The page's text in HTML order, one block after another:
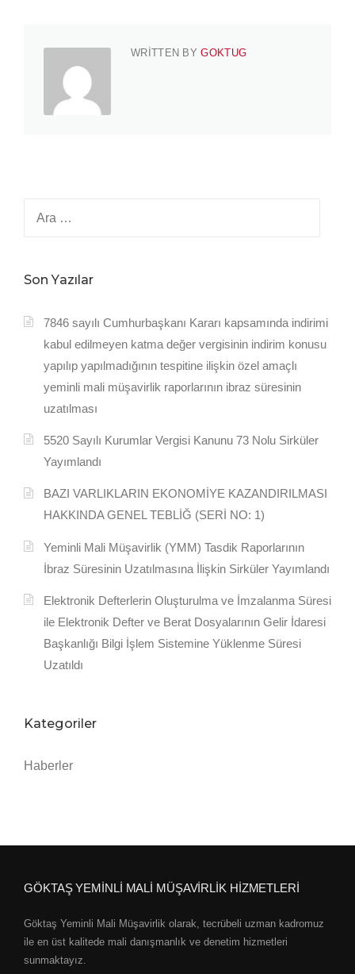
WRITTEN BYGOKTUG
Son Yazılar
7846 sayılı Cumhurbaşkanı Kararı kapsamında indirimi
kabul edilmeyen katma değer vergisinin indirim konusu
yapılıp yapılmadığının tespitine ilişkin özel amaçlı
yeminli mali müşavirlik raporlarının ibraz süresinin
uzatılması
5520 Sayılı Kurumlar Vergisi Kanunu 73 Nolu Sirküler
Yayımlandı
BAZI VARLIKLARIN EKONOMİYE KAZANDIRILMASI
HAKKINDA GENEL TEBLİĞ (SERİ NO: 1)
Yeminli Mali Müşavirlik (YMM) Tasdik Raporlarının
İbraz Süresinin Uzatılmasına İlişkin Sirküler Yayımlandı
Elektronik Defterlerin Oluşturulma ve İmzalanma Süresi
ile Elektronik Defter ve Berat Dosyalarının Gelir İdaresi
Başkanlığı Bilgi İşlem Sistemine Yüklenme Süresi
Uzatıldı
Kategoriler
Haberler
GÖKTAŞ YEMİNLİ MALİ MÜŞAVİRLİK HİZMETLERİ
Göktaş Yeminli Mali Müşavirlik olarak, tecrübeli uzman kadromuz
ile en üst kalitede mali danışmanlık ve denetim hizmetleri
sunmaktayız.